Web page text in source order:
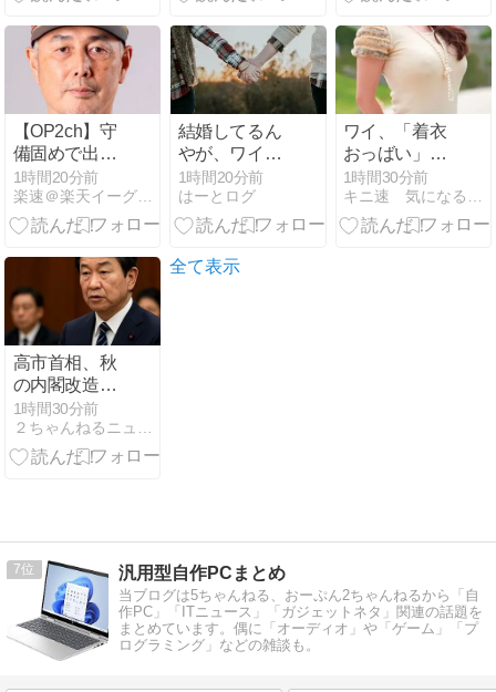
様…
【OP2ch】守
備固めで出場
の武藤敦貴選
手がサヨナラ
悪送球：吉井
出られなくな
ってしまう』
【なんでも実
況j】
1時間20分前
楽速＠楽天イーグルスまとめ速報
結婚してるん
やが、ワイの
低年収すぎて
泣いてる
1時間20分前
はーとログ
ワイ、「着衣
おっばい」で
しか抜けない
体質になって
しまうｗｗｗ
1時間30分前
高市首相、秋
の内閣改造で
目論む「麻生
支配からの脱
却」…茂木敏
1時間30分前
全て表示
7 汎用型自作PCまとめ
当ブログは5ちゃんねる、おーぷん2ちゃんねるから「自
作PC」「ITニュース」「ガジェットネタ」関連の話題を
まとめています。偶に「オーディオ」や「ゲーム」「プ
ログラミング」などの雑談も。